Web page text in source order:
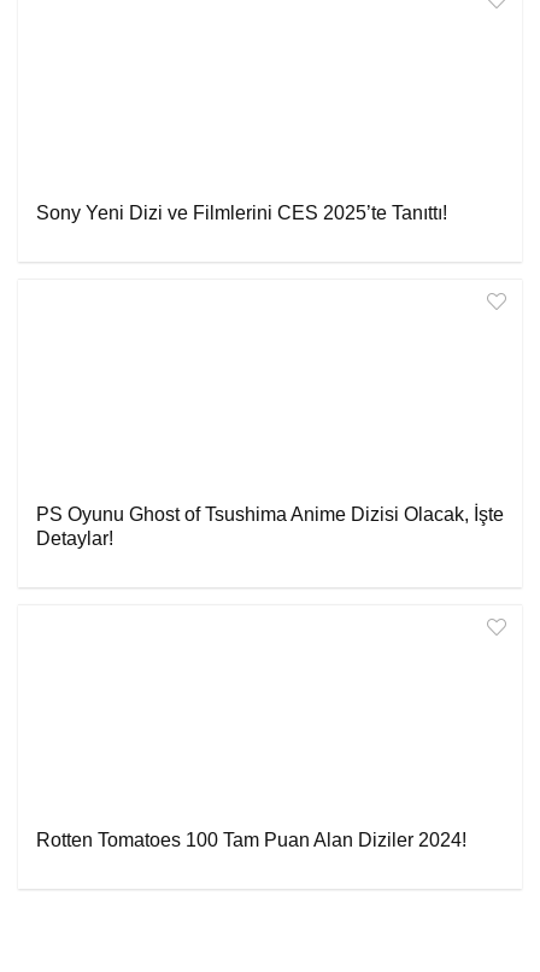
Sony Yeni Dizi ve Filmlerini CES 2025’te Tanıttı!
PS Oyunu Ghost of Tsushima Anime Dizisi Olacak, İşte
Detaylar!
Rotten Tomatoes 100 Tam Puan Alan Diziler 2024!